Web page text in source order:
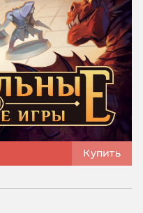
Купить